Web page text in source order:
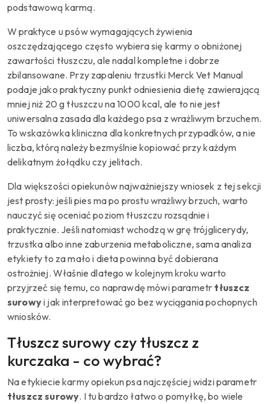
podstawową karmą.
W praktyce u psów wymagających żywienia
oszczędzającego często wybiera się karmy o obniżonej
zawartości tłuszczu, ale nadal kompletne i dobrze
zbilansowane. Przy zapaleniu trzustki Merck Vet Manual
podaje jako praktyczny punkt odniesienia dietę zawierającą
mniej niż 20 g tłuszczu na 1000 kcal, ale to nie jest
uniwersalna zasada dla każdego psa z wrażliwym brzuchem.
To wskazówka kliniczna dla konkretnych przypadków, a nie
liczba, którą należy bezmyślnie kopiować przy każdym
delikatnym żołądku czy jelitach.
Dla większości opiekunów najważniejszy wniosek z tej sekcji
jest prosty: jeśli pies ma po prostu wrażliwy brzuch, warto
nauczyć się oceniać poziom tłuszczu rozsądnie i
praktycznie. Jeśli natomiast wchodzą w grę trójglicerydy,
trzustka albo inne zaburzenia metaboliczne, sama analiza
etykiety to za mało i dieta powinna być dobierana
ostrożniej. Właśnie dlatego w kolejnym kroku warto
przyjrzeć się temu, co naprawdę mówi parametr tłuszcz
surowyi jak interpretować go bez wyciągania pochopnych
wniosków.
Tłuszcz surowy czy tłuszcz z
kurczaka - co wybrać?
Na etykiecie karmy opiekun psa najczęściej widzi parametr
tłuszcz surowy. I tu bardzo łatwo o pomyłkę, bo wiele